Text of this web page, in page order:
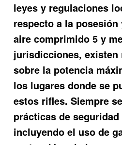
leyes y regulaciones
respecto a la
aire comprimido 5 y
jurisdicciones,
sobre la potencia
los lugares donde se
estos rifles. Siempre
prácticas de
incluyendo el uso de